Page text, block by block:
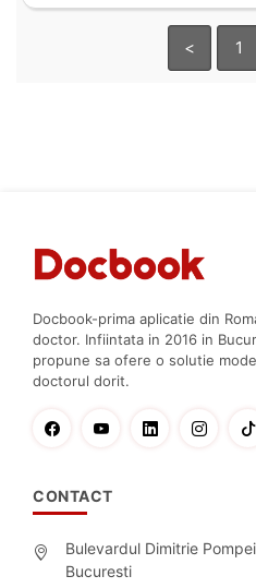
< 1
Docbook-prima aplicatie din
doctor. Infiintata in 2016 in
propune sa ofere o solutie
doctorul dorit.
CONTACT
Bulevardul Dimitrie
Bucuresti